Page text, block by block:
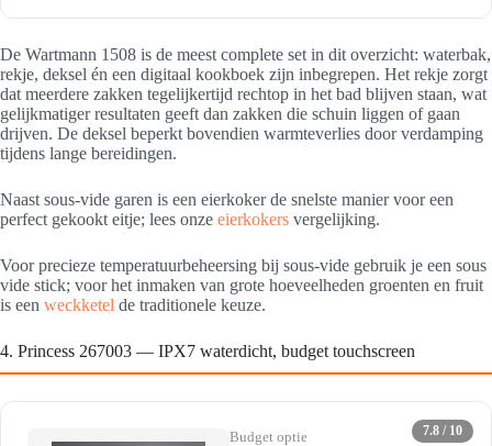
De Wartmann 1508 is de meest complete set in dit overzicht: waterbak,
rekje, deksel én een digitaal kookboek zijn inbegrepen. Het rekje zorgt
dat meerdere zakken tegelijkertijd rechtop in het bad blijven staan, wat
gelijkmatiger resultaten geeft dan zakken die schuin liggen of gaan
drijven. De deksel beperkt bovendien warmteverlies door verdamping
tijdens lange bereidingen.
Naast sous-vide garen is een eierkoker de snelste manier voor een
perfect gekookt eitje; lees onze eierkokers vergelijking.
Voor precieze temperatuurbeheersing bij sous-vide gebruik je een sous
vide stick; voor het inmaken van grote hoeveelheden groenten en fruit
is een weckketel de traditionele keuze.
4. Princess 267003 — IPX7 waterdicht, budget touchscreen
7.8 / 10
Budget optie